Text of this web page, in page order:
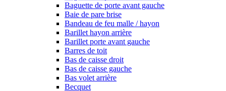
Baguette de porte avant gauche
Baie de pare brise
Bandeau de feu malle / hayon
Barillet hayon arrière
Barillet porte avant gauche
Barres de toit
Bas de caisse droit
Bas de caisse gauche
Bas volet arrière
Becquet